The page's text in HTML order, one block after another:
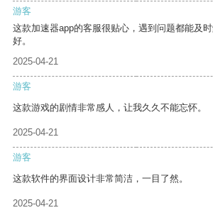
游客
这款加速器app的客服很贴心，遇到问题都能及
好。
2025-04-21
游客
这款游戏的剧情非常感人，让我久久不能忘怀。
2025-04-21
游客
这款软件的界面设计非常简洁，一目了然。
2025-04-21